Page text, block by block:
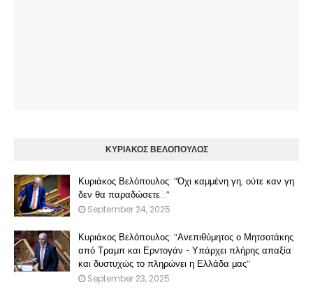
ΚΥΡΙΑΚΟΣ ΒΕΛΟΠΟΥΛΟΣ
Κυριάκος Βελόπουλος: "Όχι καμμένη γη, ούτε καν γη
δεν θα παραδώσετε..."
September 24, 2025
Κυριάκος Βελόπουλος: "Ανεπιθύμητος ο Μητσοτάκης
από Τραμπ και Ερντογάν - Υπάρχει πλήρης απαξία
και δυστυχώς το πληρώνει η Ελλάδα μας"
September 23, 2025